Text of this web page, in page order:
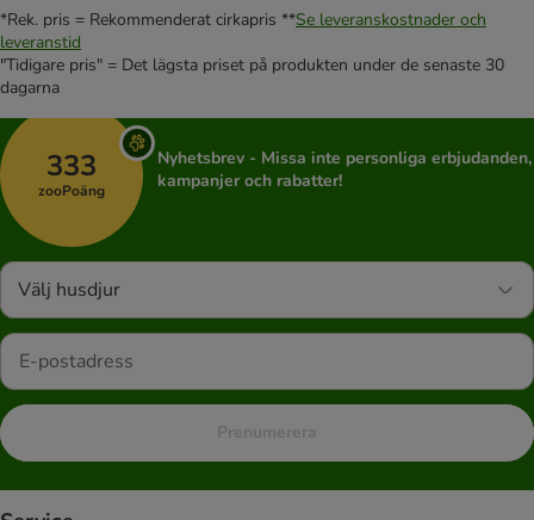
*Rek. pris = Rekommenderat cirkapris **Se leveranskostnader och
leveranstid
"Tidigare pris" = Det lägsta priset på produkten under de senaste 30
dagarna
333
zooPoäng
Nyhetsbrev - Missa inte personliga erbjudanden,
kampanjer och rabatter!
Välj husdjur
Prenumerera